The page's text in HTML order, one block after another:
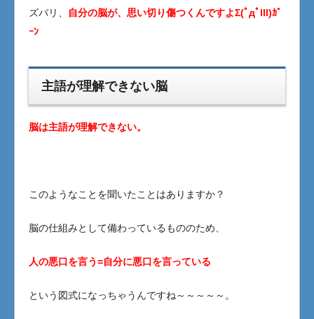
ズバリ、
自分の脳が、思い切り傷つくんですよΣ(ﾟдﾟlll)ｶﾞ
ｰﾝ
主語が理解できない脳
脳は主語が理解できない。
このようなことを聞いたことはありますか？
脳の仕組みとして備わっているもののため、
人の悪口を言う=自分に悪口を言っている
という図式になっちゃうんですね～～～～～。